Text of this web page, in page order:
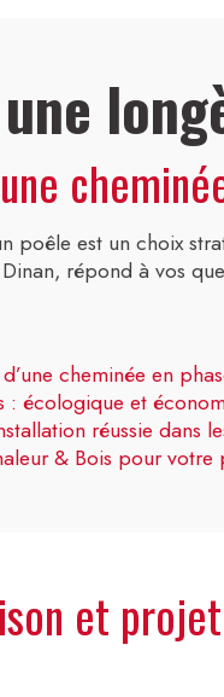
poêle est un choix
répond à vos
cheminée en
: écologique et
réussie dans
& Bois pour votre
et